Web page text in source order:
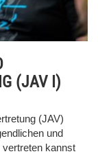
(JAV I)
(JAV)
und
vertreten kannst